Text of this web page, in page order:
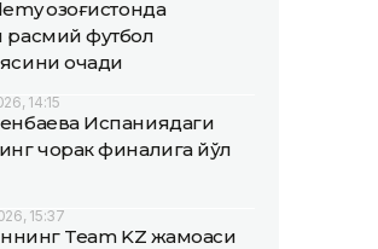
Қозоғистонда
футбол
очади
14:15
Испаниядаги
чорак финалига йўл
15:37
Team KZ жамоаси